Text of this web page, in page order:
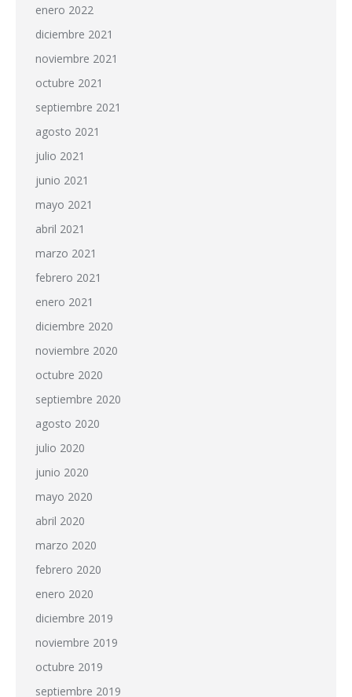
enero 2022
diciembre 2021
noviembre 2021
octubre 2021
septiembre 2021
agosto 2021
julio 2021
junio 2021
mayo 2021
abril 2021
marzo 2021
febrero 2021
enero 2021
diciembre 2020
noviembre 2020
octubre 2020
septiembre 2020
agosto 2020
julio 2020
junio 2020
mayo 2020
abril 2020
marzo 2020
febrero 2020
enero 2020
diciembre 2019
noviembre 2019
octubre 2019
septiembre 2019